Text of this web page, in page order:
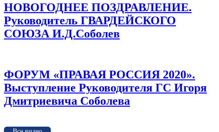
НОВОГОДНЕЕ ПОЗДРАВЛЕНИЕ.
Руководитель ГВАРДЕЙСКОГО
СОЮЗА И.Д.Соболев
ФОРУМ «ПРАВАЯ РОССИЯ 2020».
Выступление Руководителя ГС Игоря
Дмитриевича Соболева